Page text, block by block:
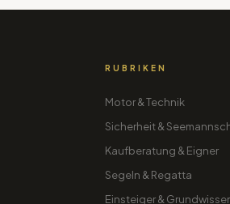
RUBRIKEN
Motor & Technik
Sicherheit &
Kaufberatung & Eigner
Segeln & Regatta
Einsteiger &